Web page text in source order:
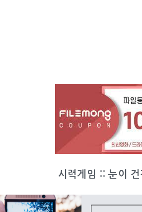
시력게임 :: 눈이 건